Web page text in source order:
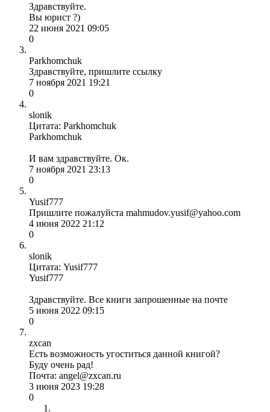
Здравствуйте.
Вы юрист ?)
22 июня 2021 09:05
0
Parkhomchuk
Здравствуйте, пришлите ссылку
7 ноября 2021 19:21
0
slonik
Цитата: Parkhomchuk
Parkhomchuk
И вам здравствуйте. Ок.
7 ноября 2021 23:13
0
Yusif777
Пришлите пожалуйста mahmudov.yusif@yahoo.com
4 июня 2022 21:12
0
slonik
Цитата: Yusif777
Yusif777
Здравствуйте. Все книги запрошенные на почте
5 июня 2022 09:15
0
zxcan
Есть возможность угоститься данной книгой?
Буду очень рад!
Почта: angel@zxcan.ru
3 июня 2023 19:28
0